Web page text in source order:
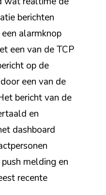
berichten
alarmknop
een van de TCP
op de
een van de
bericht van de
en
dashboard
push melding en
recente